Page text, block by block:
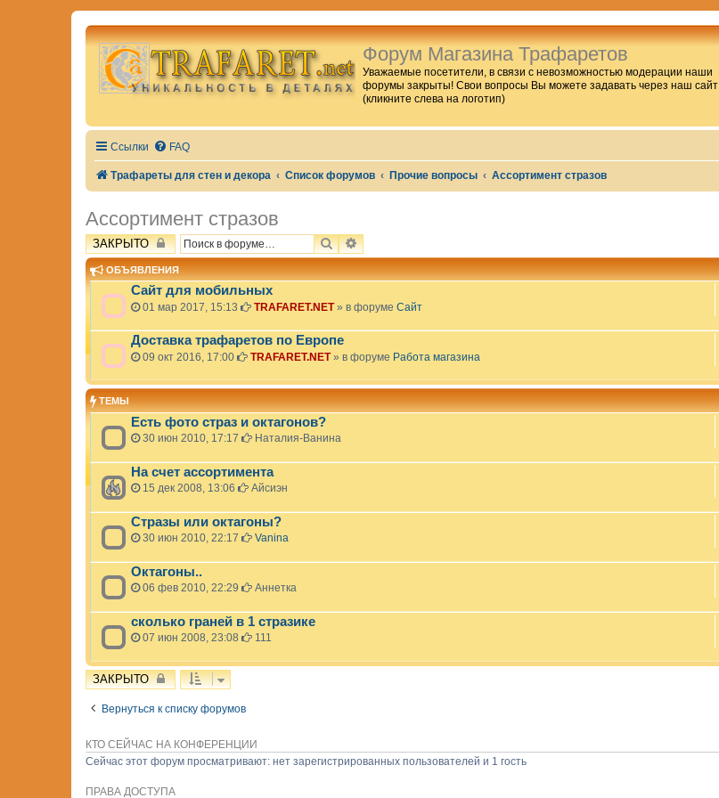
Форум Магазина Трафаретов
Уважаемые посетители, в связи с невозможностью модерации наши
форумы закрыты! Свои вопросы Вы можете задавать через наш сайт
(кликните слева на логотип)
Ссылки FAQ
Трафареты для стен и декора Список форумов Прочие вопросы Ассортимент стразов
Ассортимент стразов
ЗАКРЫТО ПОИСКРАСШИРЕННЫЙ ПОИСК
ОБЪЯВЛЕНИЯ
Сайт для мобильных
01 мар 2017, 15:13 TRAFARET.NET» в форуме Сайт
Доставка трафаретов по Европе
09 окт 2016, 17:00 TRAFARET.NET» в форуме Работа магазина
ТЕМЫ
Есть фото страз и октагонов?
30 июн 2010, 17:17 Наталия-Ванина
На счет ассортимента
15 дек 2008, 13:06 Айсиэн
Стразы или октагоны?
30 июн 2010, 22:17 Vanina
Октагоны..
06 фев 2010, 22:29 Аннетка
сколько граней в 1 стразике
07 июн 2008, 23:08 111
ЗАКРЫТО
Вернуться к списку форумов
КТО СЕЙЧАС НА КОНФЕРЕНЦИИ
Сейчас этот форум просматривают: нет зарегистрированных пользователей и 1 гость
ПРАВА ДОСТУПА